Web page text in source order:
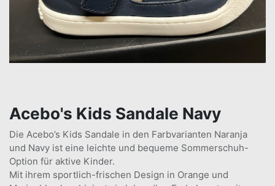
Acebo's Kids Sandale Navy
Die Acebo’s Kids Sandale in den Farbvarianten Naranja
und Navy ist eine leichte und bequeme Sommerschuh-
Option für aktive Kinder.
Mit ihrem sportlich-frischen Design in Orange und